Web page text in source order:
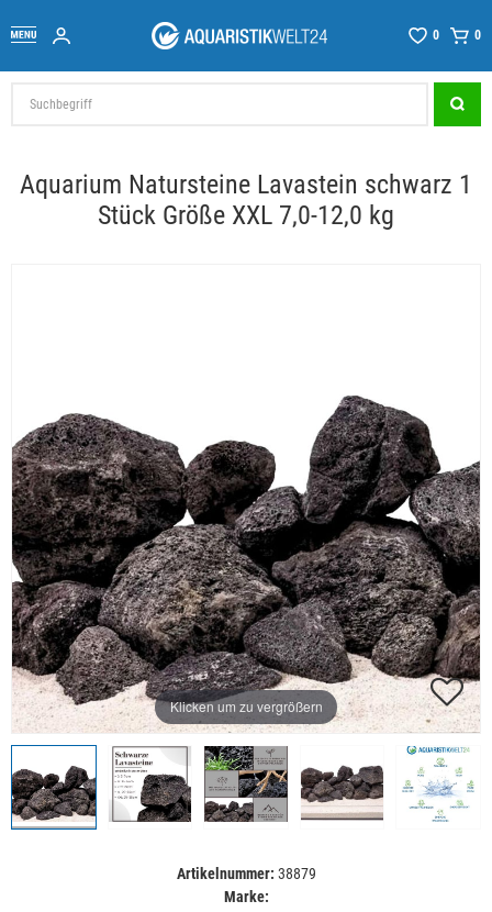
0 0
Aquarium Natursteine Lavastein schwarz 1
Stück Größe XXL 7,0-12,0 kg
Klicken um zu vergrößern
Artikelnummer: 38879
Marke: